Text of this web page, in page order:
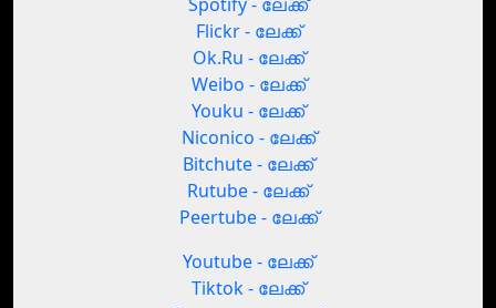
Flickr - ലേക്ക്
Ok.Ru - ലേക്ക്
Weibo - ലേക്ക്
Youku - ലേക്ക്
Niconico - ലേക്ക്
Bitchute - ലേക്ക്
Rutube - ലേക്ക്
Peertube - ലേക്ക്
Youtube - ലേക്ക്
Tiktok - ലേക്ക്